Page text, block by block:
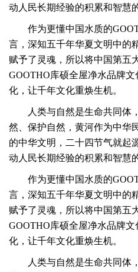
动人民长期经验的积累和智慧
作为更懂中国水质的
言，深知五千年华夏文明中的
赋予了灵魂，所以将中国第五
GOOTHO库硕全屋净水品牌
化，让千年文化重焕生机。
人类与自然是生命共同体
然、保护自然，黄河作为中华
的中华文明， 二十四节气就起
动人民长期经验的积累和智慧
作为更懂中国水质的
言，深知五千年华夏文明中的
赋予了灵魂，所以将中国第五
GOOTHO库硕全屋净水品牌
化，让千年文化重焕生机。
人类与自然是生命共同体